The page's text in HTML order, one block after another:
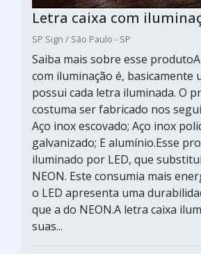
Letra caixa com
SP Sign / São Paulo - SP
Saiba mais sobre esse
com iluminação é, basicamente
possui cada letra iluminada. O
costuma ser fabricado nos
Aço inox escovado; Aço inox
galvanizado; E alumínio.Esse
iluminado por LED, que
NEON. Este consumia mais
o LED apresenta uma
que a do NEON.A letra caixa
suas...